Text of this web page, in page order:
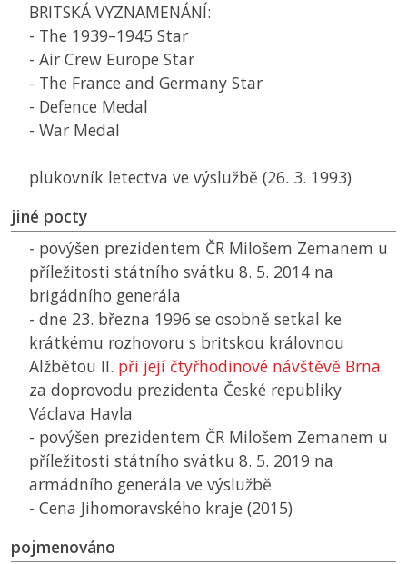
BRITSKÁ VYZNAMENÁNÍ:
- The 1939–1945 Star
- Air Crew Europe Star
- The France and Germany Star
- Defence Medal
- War Medal
plukovník letectva ve výslužbě (26. 3. 1993)
jiné pocty
- povýšen prezidentem ČR Milošem Zemanem u
příležitosti státního svátku 8. 5. 2014 na
brigádního generála
- dne 23. března 1996 se osobně setkal ke
krátkému rozhovoru s britskou královnou
Alžbětou II. při její čtyřhodinové návštěvě Brna
za doprovodu prezidenta České republiky
Václava Havla
- povýšen prezidentem ČR Milošem Zemanem u
příležitosti státního svátku 8. 5. 2019 na
armádního generála ve výslužbě
- Cena Jihomoravského kraje (2015)
pojmenováno